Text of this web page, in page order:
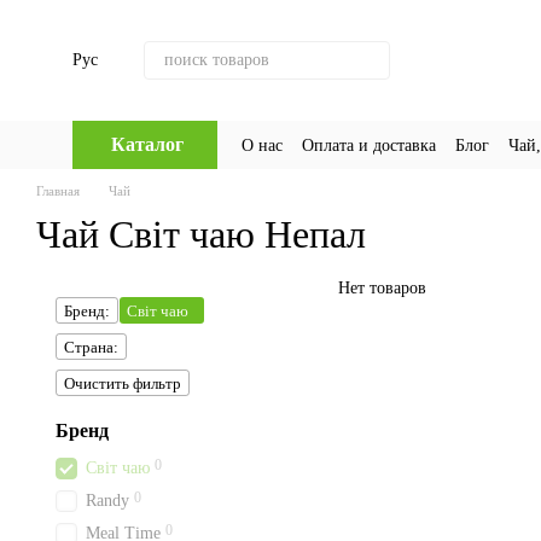
Рус
Каталог О нас Оплата и доставка Блог
Главная Чай
Чай Світ чаю Непал
Нет товаров
Бренд:
Світ чаю
Страна:
Очистить фильтр
Бренд
Світ чаю 0
Randy 0
Meal Time 0